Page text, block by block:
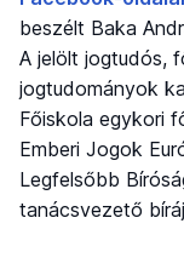
beszélt Baka
A jelölt jogtudós,
jogtudományok
Főiskola egykori
Emberi Jogok
Legfelsőbb
tanácsvezető